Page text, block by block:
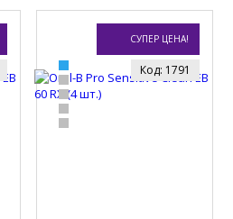
СУПЕР ЦЕНА!
Код: 1791